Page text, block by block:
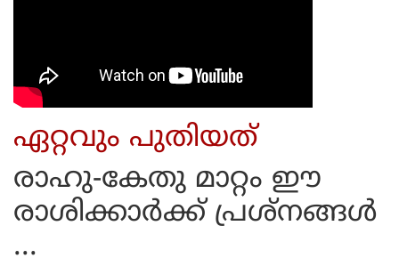
ഏറ്റവും പുതിയത്
രാഹു-കേതു മാറ്റം ഈ
രാശിക്കാര്‍ക്ക് പ്രശ്നങ്ങള്‍
...